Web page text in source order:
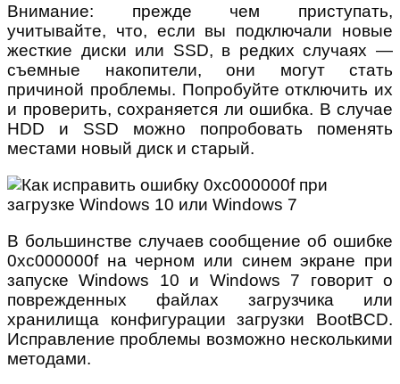
Внимание: прежде чем приступать,
учитывайте, что, если вы подключали новые
жесткие диски или SSD, в редких случаях —
съемные накопители, они могут стать
причиной проблемы. Попробуйте отключить их
и проверить, сохраняется ли ошибка. В случае
HDD и SSD можно попробовать поменять
местами новый диск и старый.
В большинстве случаев сообщение об ошибке
0xc000000f на черном или синем экране при
запуске Windows 10 и Windows 7 говорит о
поврежденных файлах загрузчика или
хранилища конфигурации загрузки BootBCD.
Исправление проблемы возможно несколькими
методами.